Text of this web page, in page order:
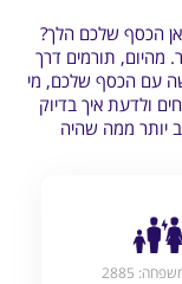
הכסף שלכם הלך
מהיום, תורמים דרך
עם הכסף שלכם, מי
ולדעת איך בדיוק
יותר ממה שהיה
2885